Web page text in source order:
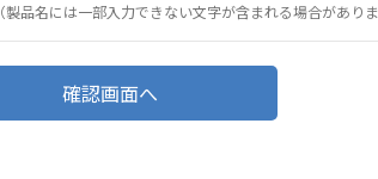
（製品名には一部入力できない文字が含まれる場合があり